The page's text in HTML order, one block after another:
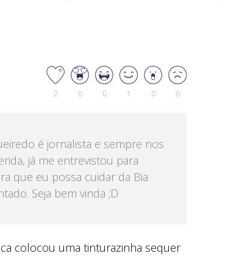
2 0 0 1 0 0
é jornalista e sempre nos
já me entrevistou para
que eu possa cuidar da Bia
Seja bem vinda ;D
colocou uma tinturazinha sequer